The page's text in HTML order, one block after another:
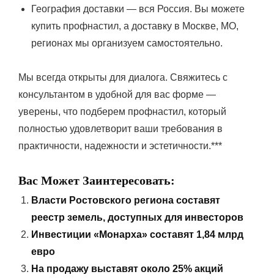
География доставки — вся Россия. Вы можете
купить профнастил, а доставку в Москве, МО,
регионах мы организуем самостоятельно.
Мы всегда открыты для диалога. Свяжитесь с
консультантом в удобной для вас форме —
уверены, что подберем профнастил, который
полностью удовлетворит ваши требования в
практичности, надежности и эстетичности.***
Вас Может Заинтересовать:
Власти Ростовского региона составят
реестр земель, доступных для инвесторов
Инвестиции «Монарха» составят 1,84 млрд
евро
На продажу выставят около 25% акций